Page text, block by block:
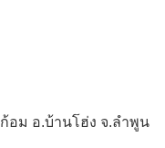
อม อ.บ้านโฮ่ง จ.ลำพูน